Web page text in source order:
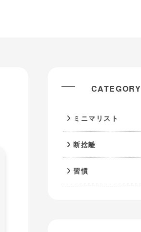
CATEGORY
ミニマリスト
断捨離
習慣